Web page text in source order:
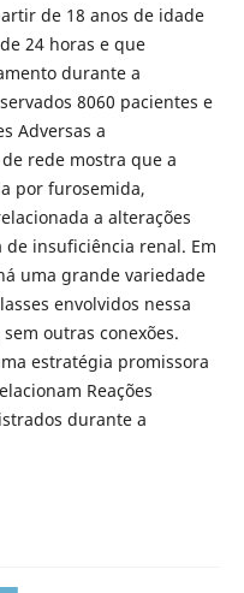
de 18 anos de idade
24 horas e que
durante a
8060 pacientes e
Adversas a
rede mostra que a
por furosemida,
a alterações
de insuficiência renal. Em
uma grande variedade
envolvidos nessa
outras conexões.
estratégia promissora
Reações
durante a